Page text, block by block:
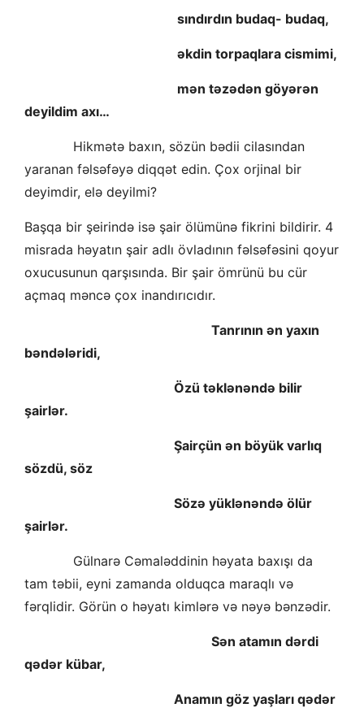
sındırdın budaq- budaq,
əkdin torpaqlara cismimi,
mən təzədən göyərən
deyildim axı…
Hikmətə baxın, sözün bədii cilasından
yaranan fəlsəfəyə diqqət edin. Çox orjinal bir
deyimdir, elə deyilmi?
Başqa bir şeirində isə şair ölümünə fikrini bildirir. 4
misrada həyatın şair adlı övladının fəlsəfəsini qoyur
oxucusunun qarşısında. Bir şair ömrünü bu cür
açmaq məncə çox inandırıcıdır.
Tanrının ən yaxın
bəndələridi,
Özü təklənəndə bilir
şairlər.
Şairçün ən böyük varlıq
sözdü, söz
Sözə yüklənəndə ölür
şairlər.
Gülnarə Cəmaləddinin həyata baxışı da
tam təbii, eyni zamanda olduqca maraqlı və
fərqlidir. Görün o həyatı kimlərə və nəyə bənzədir.
Sən atamın dərdi
qədər kübar,
Anamın göz yaşları qədər